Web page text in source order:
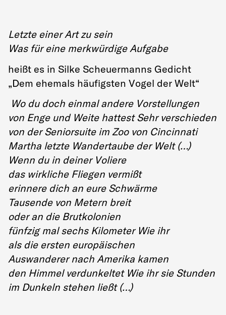
Letzte einer Art zu sein
Was für eine merkwürdige Aufgabe
heißt es in Silke Scheuermanns Gedicht
„Dem ehemals häufigsten Vogel der Welt“
Wo du doch einmal andere Vorstellungen
von Enge und Weite hattest Sehr verschieden
von der Seniorsuite im Zoo von Cincinnati
Martha letzte Wandertaube der Welt (…)
Wenn du in deiner Voliere
das wirkliche Fliegen vermißt
erinnere dich an eure Schwärme
Tausende von Metern breit
oder an die Brutkolonien
fünfzig mal sechs Kilometer Wie ihr
als die ersten europäischen
Auswanderer nach Amerika kamen
den Himmel verdunkeltet Wie ihr sie Stunden
im Dunkeln stehen ließt (…)